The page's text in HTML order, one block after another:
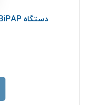
دستگاه BiPAP پیشرفته فیلیپس مدل ST